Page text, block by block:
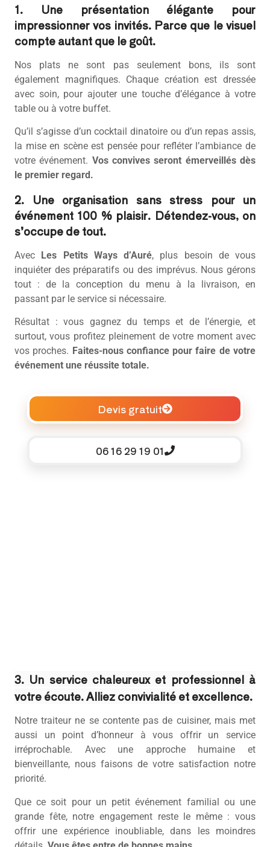
1. Une présentation élégante pour
impressionner vos invités. Parce que le visuel
compte autant que le goût.
Nos plats ne sont pas seulement bons, ils sont
également magnifiques. Chaque création est dressée
avec soin, pour ajouter une touche d’élégance à votre
table ou à votre buffet.
Qu’il s’agisse d’un cocktail dinatoire ou d’un repas assis,
la mise en scène est pensée pour refléter l’ambiance de
votre événement. Vos convives seront émerveillés dès
le premier regard.
2. Une organisation sans stress pour un
événement 100 % plaisir. Détendez-vous, on
s’occupe de tout.
Avec Les Petits Ways d’Auré, plus besoin de vous
inquiéter des préparatifs ou des imprévus. Nous gérons
tout : de la conception du menu à la livraison, en
passant par le service si nécessaire.
Résultat : vous gagnez du temps et de l’énergie, et
surtout, vous profitez pleinement de votre moment avec
vos proches. Faites-nous confiance pour faire de votre
événement une réussite totale.
Devis gratuit
06 16 29 19 01
3. Un service chaleureux et professionnel à
votre écoute. Alliez convivialité et excellence.
Notre traiteur ne se contente pas de cuisiner, mais met
aussi un point d’honneur à vous offrir un service
irréprochable. Avec une approche humaine et
bienveillante, nous faisons de votre satisfaction notre
priorité.
Que ce soit pour un petit événement familial ou une
grande fête, notre engagement reste le même : vous
offrir une expérience inoubliable, dans les moindres